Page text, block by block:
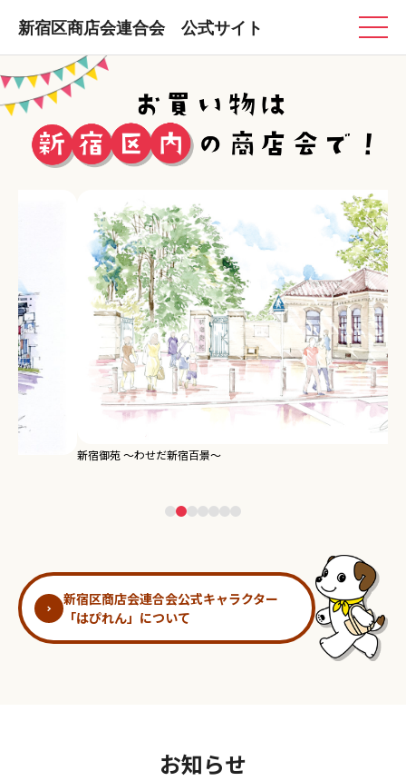
新宿区商店会連合会 公式サイト
新宿御苑 ～わせだ新宿百景～
新宿区商店会連合会公式キャラクター
「はぴれん」について
お知らせ